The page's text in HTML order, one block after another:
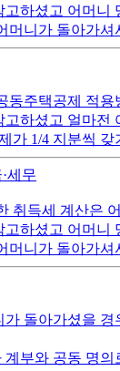
하셨고 어머니
머니가 돌아가셔
되었습니다. 사
합니다. (6개월
첫째형님(대표상
10년 넘게 살았
용될듯하고 둘째
만 현재 무주택
? 질문2> 비과
으므로 실 양도
정 하고 계산하면 될까
요? (우선, 대략
산기로 해보려
동주택공제 적용
하셨고 얼마전
가 1/4 지분씩 갖
월 내에 30억원
거주택공제 대
공제 적용방식]은
원(일괄공제)-6억
율)-1억6천만원(
억원씩 내고 첫째
(일괄공제)=25억
억4천>>> 둘째,
, 첫째는 공제
둘 다 틀렸다면
세무
취득세 계산은
하셨고 어머니
머니가 돌아가셔
다. 개별주택공
를 모시고 10년
어서 동거주택공
3명(2명은 유주
하지 않았습니다
므로 취득세( 9
돌아가셨을 경
부와 공동 명의